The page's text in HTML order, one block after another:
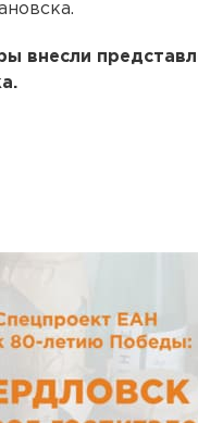
внесли